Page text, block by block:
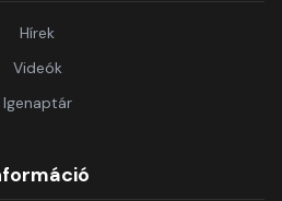
Hírek
Videók
Igenaptár